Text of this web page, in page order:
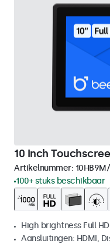
10 Inch
Artikelnummer:
100+ stuks beschikbaar
High brightness Full
Aansluitingen: HDMI,